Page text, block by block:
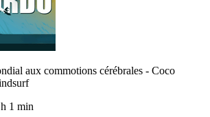
aux commotions cérébrales - Coco
1 min